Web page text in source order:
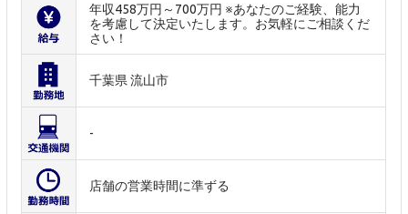
年収458万円～700万円 ※あなたのご経験、能力
を考慮して決定いたします。お気軽にご相談くだ
さい！
千葉県 流山市
-
店舗の営業時間に準ずる